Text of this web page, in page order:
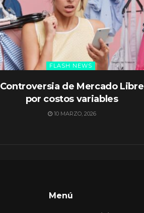
FLASH NEWS
Controversia de Mercado Libre
por costos variables
10 MARZO, 2026
Menú